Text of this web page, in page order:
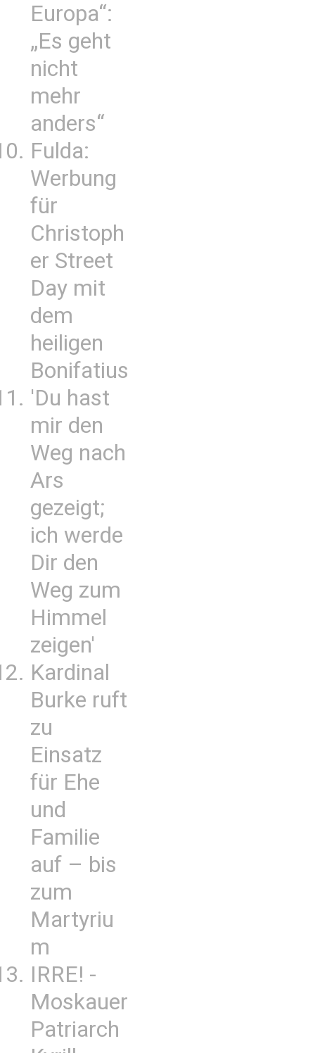
Europa“:
„Es geht
nicht
mehr
anders“
Fulda:
Werbung
für
Christoph
er Street
Day mit
dem
heiligen
Bonifatius
'Du hast
mir den
Weg nach
Ars
gezeigt;
ich werde
Dir den
Weg zum
Himmel
zeigen'
Kardinal
Burke ruft
zu
Einsatz
für Ehe
und
Familie
auf – bis
zum
Martyriu
m
IRRE! -
Moskauer
Patriarch